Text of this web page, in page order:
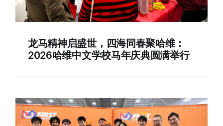
龙马精神启盛世，四海同春聚哈维：
2026哈维中文学校马年庆典圆满举行